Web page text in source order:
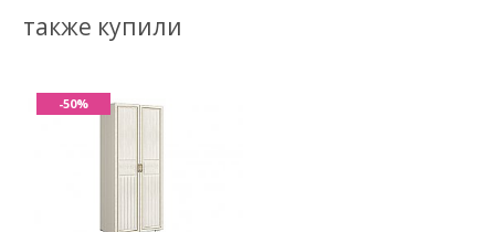
также купили
-50%